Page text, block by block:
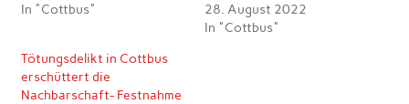
In "Cottbus"
28. August 2022
In "Cottbus"
Tötungsdelikt in Cottbus
erschüttert die
Nachbarschaft- Festnahme